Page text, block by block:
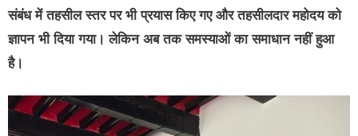
संबंध में तहसील स्तर पर भी प्रयास किए गए और तहसीलदार महोदय को
ज्ञापन भी दिया गया। लेकिन अब तक समस्याओं का समाधान नहीं हुआ
है।